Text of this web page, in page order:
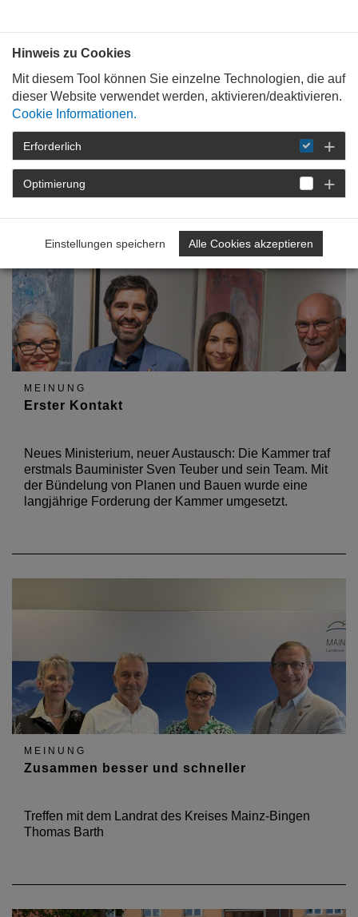
STARTSEITE
ARCHITEKTENKAMMER
IM GESPRÄCH
MEINUNG
Erster Kontakt
Neues Ministerium, neuer Austausch: Die Kammer traf
erstmals Bauminister Sven Teuber und sein Team. Mit
der Bündelung von Planen und Bauen wurde eine
langjährige Forderung der Kammer umgesetzt.
MEINUNG
Zusammen besser und schneller
Treffen mit dem Landrat des Kreises Mainz-Bingen
Thomas Barth
Hinweis zu Cookies
Mit diesem Tool können Sie einzelne Technologien, die auf
dieser Website verwendet werden, aktivieren/deaktivieren.
Cookie Informationen.
Erforderlich
Optimierung
Einstellungen speichern Alle Cookies akzeptieren